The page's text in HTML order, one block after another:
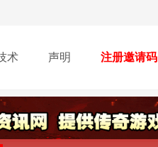
术 声明 注册邀请码